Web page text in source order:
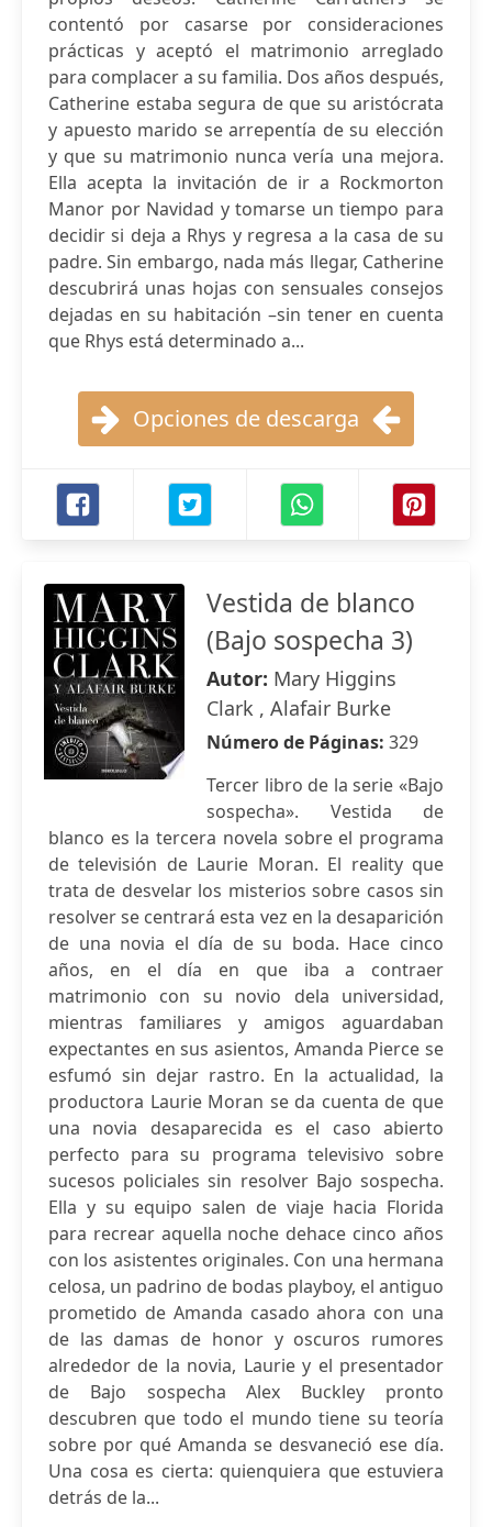
contentó por casarse por consideraciones
prácticas y aceptó el matrimonio arreglado
para complacer a su familia. Dos años después,
Catherine estaba segura de que su aristócrata
y apuesto marido se arrepentía de su elección
y que su matrimonio nunca vería una mejora.
Ella acepta la invitación de ir a Rockmorton
Manor por Navidad y tomarse un tiempo para
decidir si deja a Rhys y regresa a la casa de su
padre. Sin embargo, nada más llegar, Catherine
descubrirá unas hojas con sensuales consejos
dejadas en su habitación –sin tener en cuenta
que Rhys está determinado a...
Opciones de descarga
Vestida de blanco
(Bajo sospecha 3)
Autor: Mary Higgins
Clark , Alafair Burke
Número de Páginas: 329
Tercer libro de la serie «Bajo
sospecha». Vestida de
blanco es la tercera novela sobre el programa
de televisión de Laurie Moran. El reality que
trata de desvelar los misterios sobre casos sin
resolver se centrará esta vez en la desaparición
de una novia el día de su boda. Hace cinco
años, en el día en que iba a contraer
matrimonio con su novio dela universidad,
mientras familiares y amigos aguardaban
expectantes en sus asientos, Amanda Pierce se
esfumó sin dejar rastro. En la actualidad, la
productora Laurie Moran se da cuenta de que
una novia desaparecida es el caso abierto
perfecto para su programa televisivo sobre
sucesos policiales sin resolver Bajo sospecha.
Ella y su equipo salen de viaje hacia Florida
para recrear aquella noche dehace cinco años
con los asistentes originales. Con una hermana
celosa, un padrino de bodas playboy, el antiguo
prometido de Amanda casado ahora con una
de las damas de honor y oscuros rumores
alrededor de la novia, Laurie y el presentador
de Bajo sospecha Alex Buckley pronto
descubren que todo el mundo tiene su teoría
sobre por qué Amanda se desvaneció ese día.
Una cosa es cierta: quienquiera que estuviera
detrás de la...